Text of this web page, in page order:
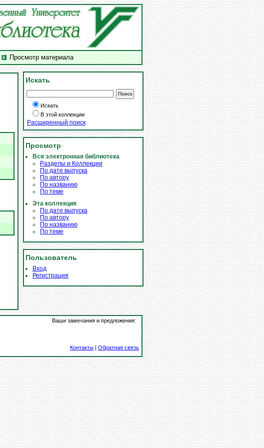
Просмотр материала
Искать
Искать
В этой коллекции
Расширенный поиск
Просмотр
Вся электронная библиотека
Разделы и Коллекции
По дате выпуска
По автору
По названию
По теме
Эта коллекция
По дате выпуска
По автору
По названию
По теме
Пользователь
Вход
Регистрация
Ваши замечания и предложения:
Контакты | Обратная связь